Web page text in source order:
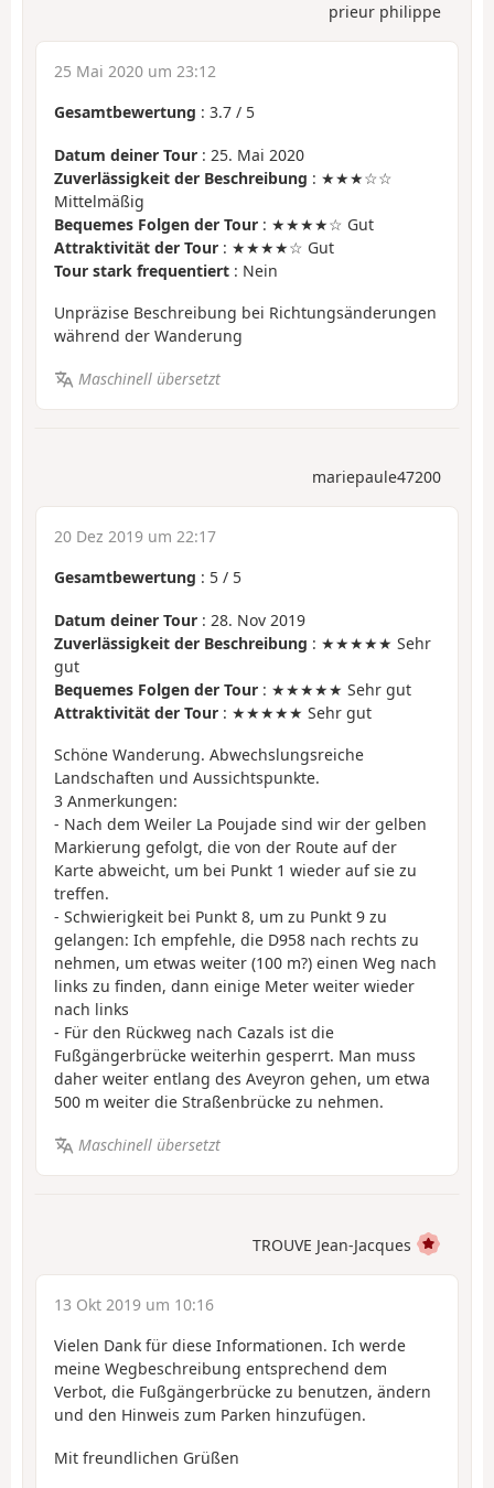
prieur philippe
25 Mai 2020 um 23:12
Gesamtbewertung : 3.7 / 5
Datum deiner Tour : 25. Mai 2020
Zuverlässigkeit der Beschreibung : ★★★☆☆
Mittelmäßig
Bequemes Folgen der Tour : ★★★★☆ Gut
Attraktivität der Tour : ★★★★☆ Gut
Tour stark frequentiert : Nein
Unpräzise Beschreibung bei Richtungsänderungen
während der Wanderung
Maschinell übersetzt
mariepaule47200
20 Dez 2019 um 22:17
Gesamtbewertung : 5 / 5
Datum deiner Tour : 28. Nov 2019
Zuverlässigkeit der Beschreibung : ★★★★★ Sehr
gut
Bequemes Folgen der Tour : ★★★★★ Sehr gut
Attraktivität der Tour : ★★★★★ Sehr gut
Schöne Wanderung. Abwechslungsreiche
Landschaften und Aussichtspunkte.
3 Anmerkungen:
- Nach dem Weiler La Poujade sind wir der gelben
Markierung gefolgt, die von der Route auf der
Karte abweicht, um bei Punkt 1 wieder auf sie zu
treffen.
- Schwierigkeit bei Punkt 8, um zu Punkt 9 zu
gelangen: Ich empfehle, die D958 nach rechts zu
nehmen, um etwas weiter (100 m?) einen Weg nach
links zu finden, dann einige Meter weiter wieder
nach links
- Für den Rückweg nach Cazals ist die
Fußgängerbrücke weiterhin gesperrt. Man muss
daher weiter entlang des Aveyron gehen, um etwa
500 m weiter die Straßenbrücke zu nehmen.
Maschinell übersetzt
TROUVE Jean-Jacques
13 Okt 2019 um 10:16
Vielen Dank für diese Informationen. Ich werde
meine Wegbeschreibung entsprechend dem
Verbot, die Fußgängerbrücke zu benutzen, ändern
und den Hinweis zum Parken hinzufügen.
Mit freundlichen Grüßen